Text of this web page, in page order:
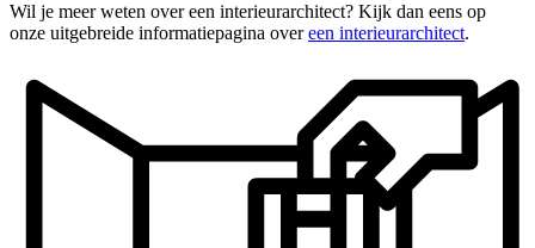
Wil je meer weten over een interieurarchitect? Kijk dan eens op
onze uitgebreide informatiepagina overeen interieurarchitect.